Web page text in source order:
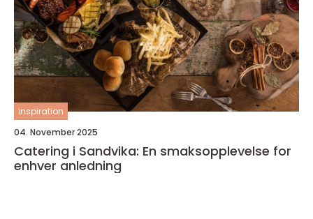
inspiration
04. November 2025
Catering i Sandvika: En smaksopplevelse for
enhver anledning